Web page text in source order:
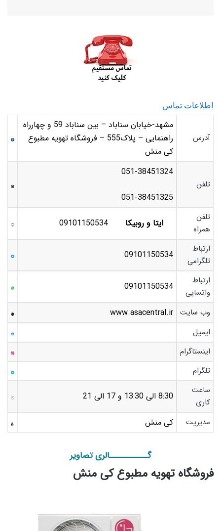
اطلاعات تماس
آدرس
مشهد-خیابان سناباد – بین سناباد 59 و چهارراه
راهنمایی – پلاک555 – فروشگاه تهویه مطبوع
کی منش
تلفن
051-38451324
051-38451325
تلفن
همراه
ایتا و روبیکا 09101150534
ارتباط
تلگرامی
09101150534
ارتباط
واتساپی
09101150534
وب سایت www.asacentral.ir
ایمیل
اینستاگرام
تلگرام
ساعت
کاری
8:30 الی 13:30 و 17 الی 21
مدیریت کی منش
گـــــــــــالری تصاویر
فروشگاه تهویه مطبوع کی منش